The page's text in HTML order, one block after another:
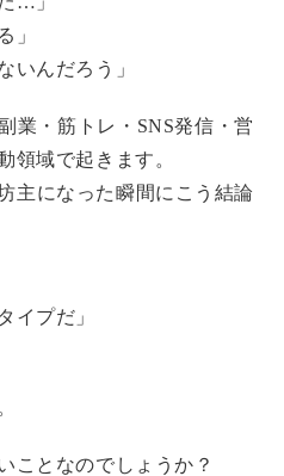
」
いんだろう」
業・筋トレ・SNS発信・営
領域で起きます。
主になった瞬間にこう結論
イプだ」
ことなのでしょうか？